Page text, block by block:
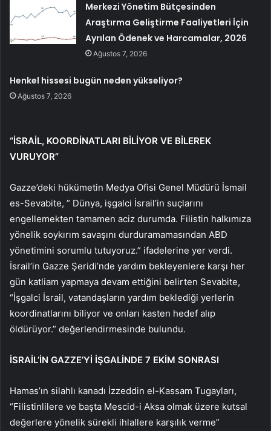
Merkezi Yönetim Bütçesinden
Araştırma Geliştirme Faaliyetleri İçin
Ayrılan Ödenek ve Harcamalar, 2026
Ağustos 7, 2026
Henkel hissesi bugün neden yükseliyor?
Ağustos 7, 2026
“İSRAİL, KOORDİNATLARI BİLİYOR VE BİLEREK
VURUYOR”
Gazze’deki hükümetin Medya Ofisi Genel Müdürü İsmail
es-Sevabite, ” Dünya, işgalci İsrail’in suçlarını
engellemekten tamamen aciz durumda. Filistin halkımıza
yönelik soykırım savaşını durduramamasından ABD
yönetimini sorumlu tutuyoruz.” ifadelerine yer verdi.
İsrail’in Gazze Şeridi’nde yardım bekleyenlere karşı her
gün katliam yapmaya devam ettiğini belirten Sevabite,
“İşgalci İsrail, vatandaşların yardım beklediği yerlerin
koordinatlarını biliyor ve onları kasten hedef alıp
öldürüyor.” değerlendirmesinde bulundu.
İSRAİL’İN GAZZE’Yİ İŞGALİNDE 7 EKİM SONRASI
Hamas’ın silahlı kanadı İzzeddin el-Kassam Tugayları,
“Filistinlilere ve başta Mescid-i Aksa olmak üzere kutsal
değerlere yönelik sürekli ihlallere karşılık verme”